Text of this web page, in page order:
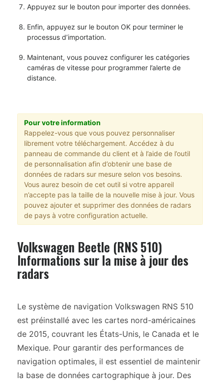
Appuyez sur le bouton pour importer des données.
Enfin, appuyez sur le bouton OK pour terminer le
processus d’importation.
Maintenant, vous pouvez configurer les catégories
caméras de vitesse pour programmer l’alerte de
distance.
Pour votre information
Rappelez-vous que vous pouvez personnaliser
librement votre téléchargement. Accédez à du
panneau de commande du client et à l’aide de l’outil
de personnalisation afin d’obtenir une base de
données de radars sur mesure selon vos besoins.
Vous aurez besoin de cet outil si votre appareil
n’accepte pas la taille de la nouvelle mise à jour. Vous
pouvez ajouter et supprimer des données de radars
de pays à votre configuration actuelle.
Volkswagen Beetle (RNS 510)
Informations sur la mise à jour des
radars
Le système de navigation Volkswagen RNS 510
est préinstallé avec les cartes nord-américaines
de 2015, couvrant les États-Unis, le Canada et le
Mexique. Pour garantir des performances de
navigation optimales, il est essentiel de maintenir
la base de données cartographique à jour. Des